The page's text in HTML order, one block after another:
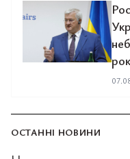
ОСТАННІ НОВИНИ